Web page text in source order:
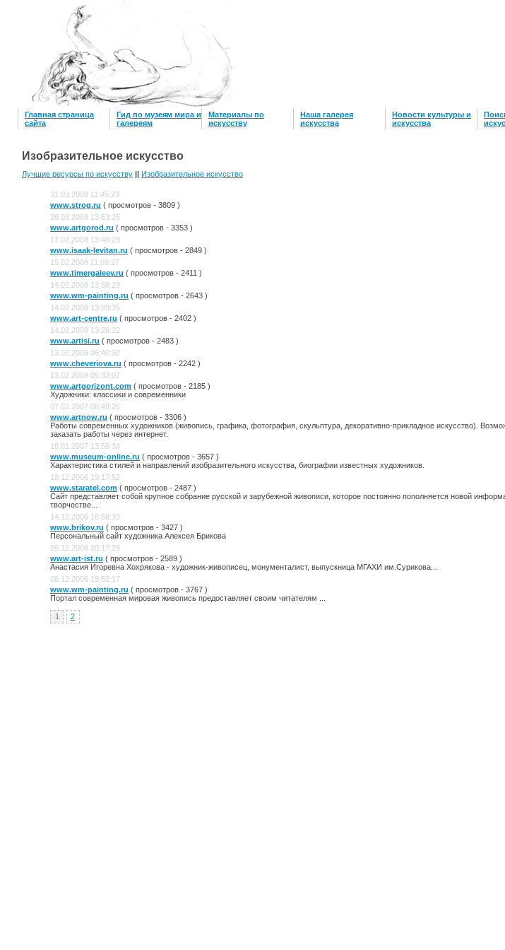
Главная страница
сайта
Гид по музеям мира и
галереям
Материалы по
искусству
Наша галерея
искусcтва
Новости культуры и
искусства
Изобразительное искусство
Лучшие ресурсы по искусству Изобразительное искусство
31.03.2008 11:45:23
www.strog.ru ( просмотров - 3809 )
26.03.2008 13:53:25
www.artgorod.ru ( просмотров - 3353 )
17.02.2008 13:40:23
www.isaak-levitan.ru ( просмотров - 2849 )
15.02.2008 11:09:27
www.timergaleev.ru ( просмотров - 2411 )
14.02.2008 13:58:23
www.wm-painting.ru ( просмотров - 2643 )
14.02.2008 13:39:35
www.art-centre.ru ( просмотров - 2402 )
14.02.2008 13:28:22
www.artisi.ru ( просмотров - 2483 )
13.02.2008 06:40:32
www.cheveriova.ru ( просмотров - 2242 )
13.02.2008 05:32:07
www.artgorizont.com ( просмотров - 2185 )
Художники: классики и современники
07.02.2007 08:48:26
www.artnow.ru ( просмотров - 3306 )
Работы современных художников (живопись, графика, фотография, скульптура, декоративно-прикладное искусство).
заказать работы через интернет.
18.01.2007 13:56:34
www.museum-online.ru ( просмотров - 3657 )
Характеристика стилей и направлений изобразительного искусства, биографии известных художников.
18.12.2006 19:17:52
www.staratel.com ( просмотров - 2487 )
Сайт представляет собой крупное собрание русской и зарубежной живописи, которое постоянно пополняется новой
творчестве...
14.12.2006 16:58:39
www.brikov.ru ( просмотров - 3427 )
Персональный сайт художника Алексея Брикова
09.12.2006 20:17:29
www.art-ist.ru ( просмотров - 2589 )
Анастасия Игоревна Хохрякова - художник-живописец, монументалист, выпускница МГАХИ им.Сурикова...
08.12.2006 19:52:17
www.wm-painting.ru ( просмотров - 3767 )
Портал современная мировая живопись предоставляет своим читателям ...
1 2